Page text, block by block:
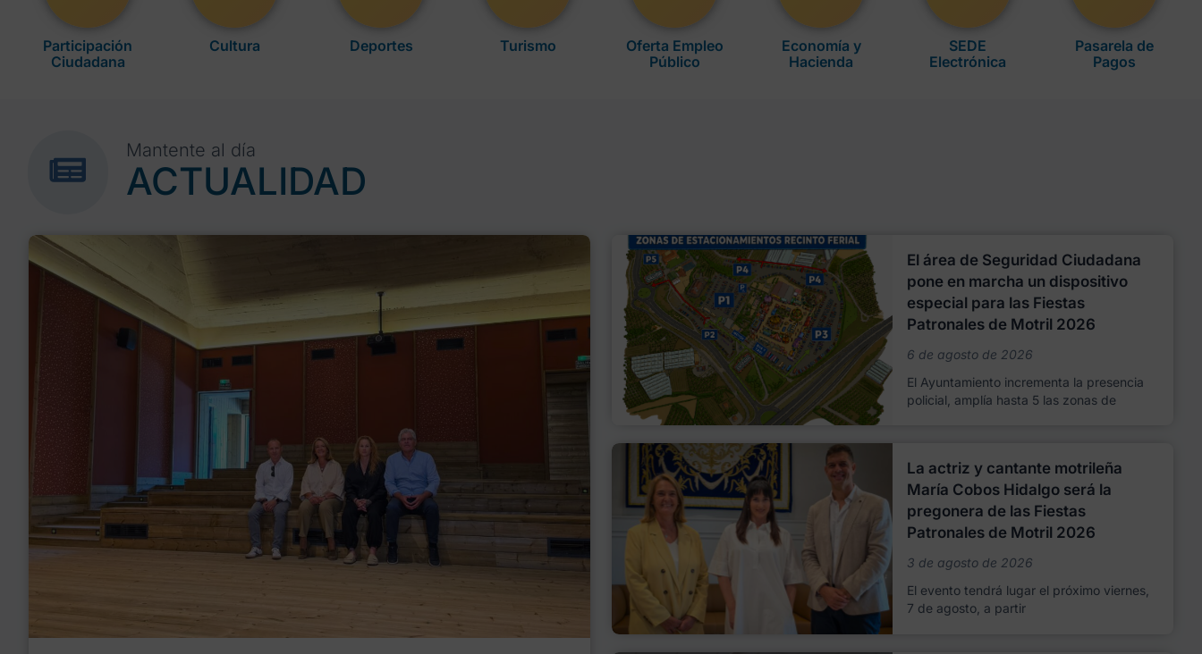
Participación
Ciudadana
Cultura Deportes Turismo
Oferta Empleo
Público
Economía y
Hacienda
SEDE
Electrónica
Pasarela de
Pagos
Mantente al día
ACTUALIDAD
El área de Seguridad Ciudadana
pone en marcha un dispositivo
especial para las Fiestas
Patronales de Motril 2026
6 de agosto de 2026
El Ayuntamiento incrementa la presencia
policial, amplía hasta 5 las zonas de
La actriz y cantante motrileña
María Cobos Hidalgo será la
pregonera de las Fiestas
Patronales de Motril 2026
3 de agosto de 2026
El evento tendrá lugar el próximo viernes,
7 de agosto, a partir